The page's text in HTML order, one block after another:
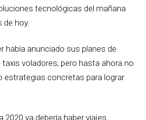
tecnológicas del mañana
de hoy.
había anunciado sus planes de
voladores, pero hasta ahora no
estrategias concretas para lograr
2020 ya debería haber viajes